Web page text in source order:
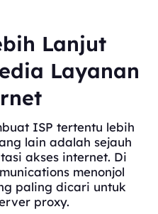
Lanjut
Layanan
ISP tertentu lebih
lain adalah sejauh
akses internet. Di
menonjol
paling dicari untuk
proxy.